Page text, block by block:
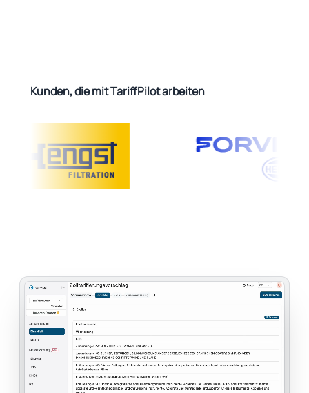
Kunden, die mit TariffPilot arbeiten